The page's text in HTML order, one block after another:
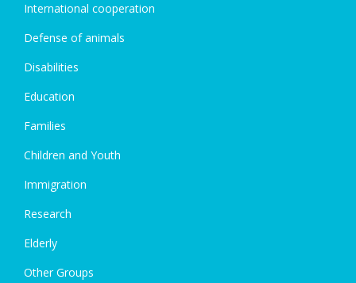
International cooperation
Defense of animals
Disabilities
Education
Families
Children and Youth
Immigration
Research
Elderly
Other Groups